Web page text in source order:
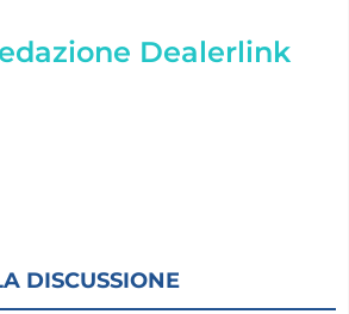
Dealerlink
DISCUSSIONE